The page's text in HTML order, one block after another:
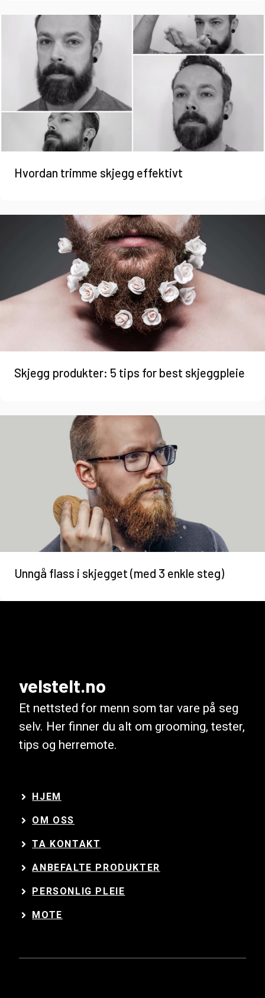
Hvordan trimme skjegg effektivt
Skjegg produkter: 5 tips for best skjeggpleie
Unngå flass i skjegget (med 3 enkle steg)
velstelt.no
Et nettsted for menn som tar vare på seg
selv. Her finner du alt om grooming, tester,
tips og herremote.
HJEM
OM OSS
TA KONTAKT
ANBEFALTE PRODUKTER
PERSONLIG PLEIE
MOTE